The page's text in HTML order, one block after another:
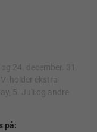
24. december. 31.
holder ekstra
5. Juli og andre
på: